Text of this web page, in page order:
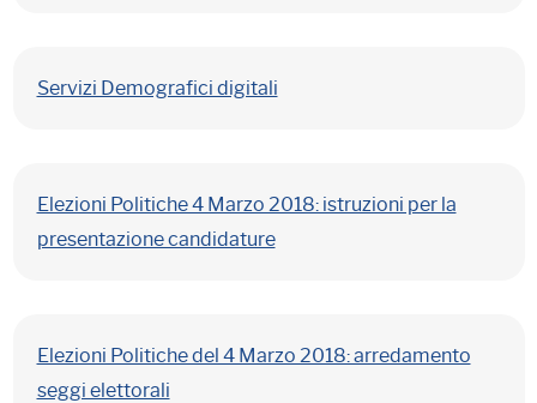
Servizi Demografici digitali
Elezioni Politiche 4 Marzo 2018: istruzioni per la
presentazione candidature
Elezioni Politiche del 4 Marzo 2018: arredamento
seggi elettorali